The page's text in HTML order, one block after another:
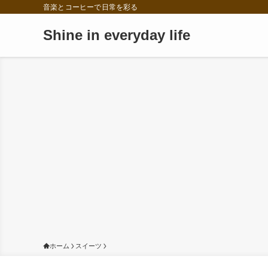
音楽とコーヒーで日常を彩る
Shine in everyday life
ホーム スイーツ